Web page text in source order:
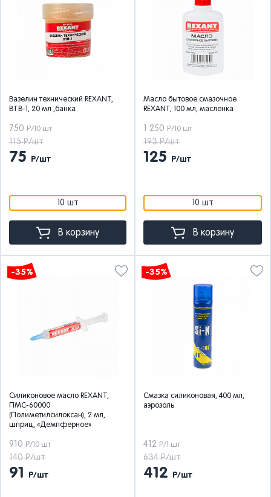
Вазелин технический REXANT,
ВТВ-1, 20 мл ,банка
750 Р/10 шт
115 Р/шт
75 Р/шт
10 шт
В корзину
Масло бытовое смазочное
REXANT, 100 мл, масленка
1 250 Р/10 шт
193 Р/шт
125 Р/шт
10 шт
В корзину
-35%
Силиконовое масло REXANT,
ПМС-60000
(Полиметилсилоксан), 2 мл,
шприц, «Демпферное»
910 Р/10 шт
140 Р/шт
91 Р/шт
-35%
Смазка силиконовая, 400 мл,
аэрозоль
412 Р/1 шт
634 Р/шт
412 Р/шт